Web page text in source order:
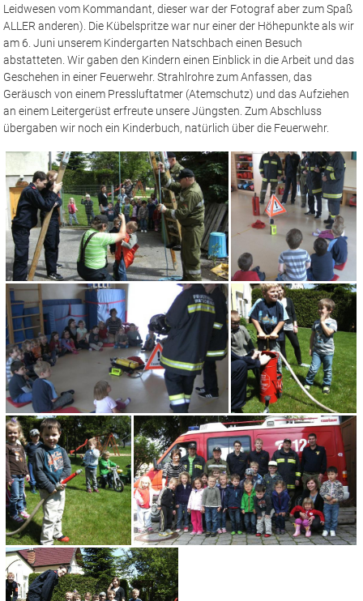
am 6. Juni unserem Kindergarten Natschbach einen Besuch
abstatteten. Wir gaben den Kindern einen Einblick in die Arbeit und das
Geschehen in einer Feuerwehr. Strahlrohre zum Anfassen, das
Geräusch von einem Pressluftatmer (Atemschutz) und das Aufziehen
an einem Leitergerüst erfreute unsere Jüngsten. Zum Abschluss
übergaben wir noch ein Kinderbuch, natürlich über die Feuerwehr.